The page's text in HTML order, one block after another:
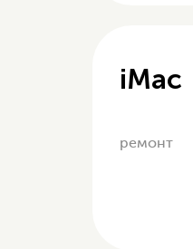
iMac
ремонт